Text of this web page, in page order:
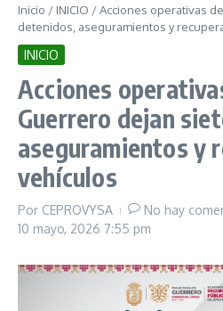
Inicio / INICIO /Acciones operativas
detenidos, aseguramientos y
INICIO
Acciones
Guerrero dejan
aseguramientos y
vehículos
Por CEPROVYSA
No hay
10 mayo, 2026 7:55 pm